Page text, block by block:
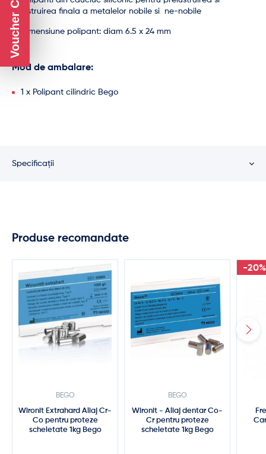
lustruirea finala a metalelor nobile si ne-nobile
Dimensiune polipant: diam 6.5 x 24 mm
Mod de ambalare:
1 x Polipant cilindric Bego
Specificații
Produse recomandate
BEGO
Wironit Extrahard Aliaj Cr-
Co pentru proteze
scheletate 1kg Bego
BEGO
Wironit - Aliaj dentar Co-
Cr pentru proteze
scheletate 1kg Bego
-20%